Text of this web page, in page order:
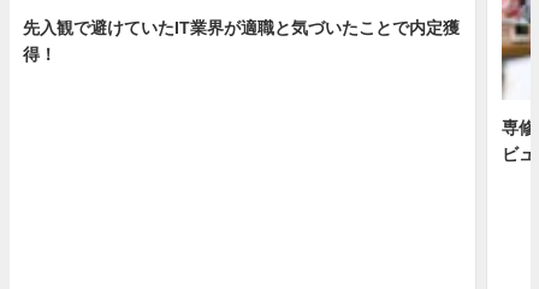
先入観で避けていたIT業界が適職と気づいたことで内定獲
得！
専
ビュ